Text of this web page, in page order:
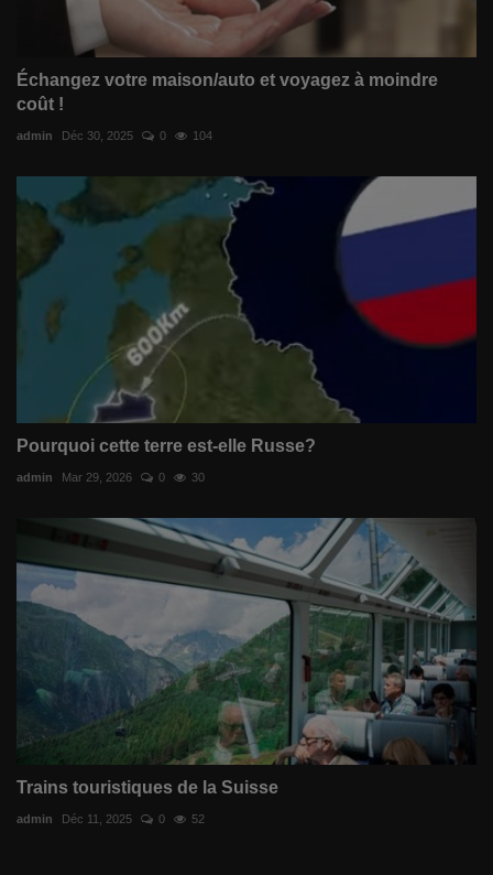
Échangez votre maison/auto et voyagez à moindre
coût !
admin Déc 30, 2025 0 104
Pourquoi cette terre est-elle Russe?
admin Mar 29, 2026 0 30
Trains touristiques de la Suisse
admin Déc 11, 2025 0 52